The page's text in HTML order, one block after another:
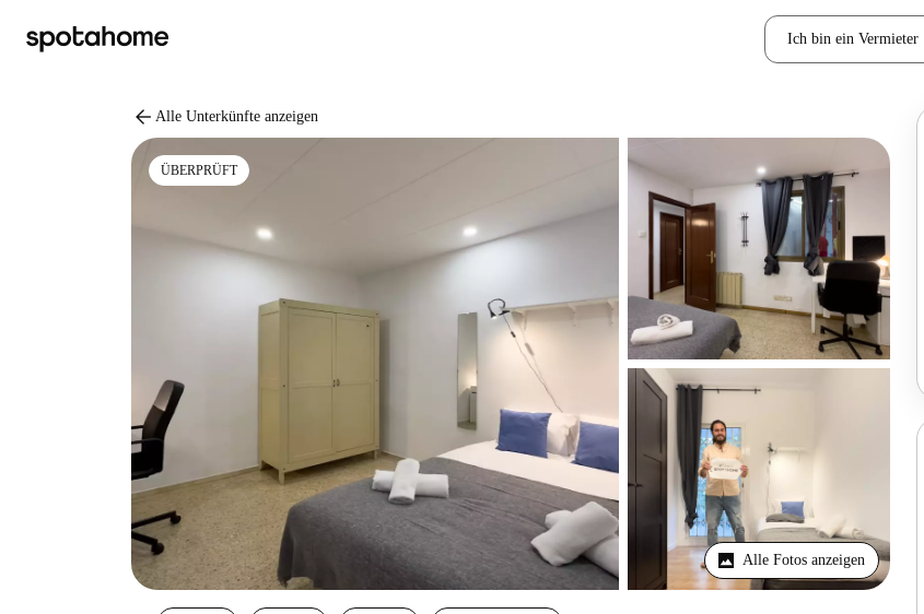
Ich bin ein Vermieter
arrow_back Alle Unterkünfte anzeigen
ÜBERPRÜFT
Alle Fotos anzeigen